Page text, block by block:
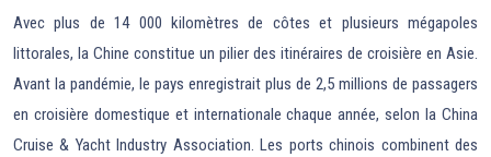
Avec plus de 14 000 kilomètres de côtes et plusieurs mégapoles
littorales, la Chine constitue un pilier des itinéraires de croisière en Asie.
Avant la pandémie, le pays enregistrait plus de 2,5 millions de passagers
en croisière domestique et internationale chaque année, selon la China
Cruise & Yacht Industry Association. Les ports chinois combinent des